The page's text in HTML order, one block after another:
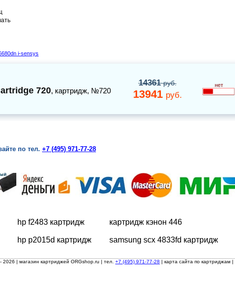
i-sensys
720, картридж, №720
14361руб.
13941 руб.
нет
по тел. +7 (495) 971-77-28
hp f2483 картридж картридж кэнон 446
hp p2015d картридж samsung scx 4833fd картридж
2026 | магазин картриджей ORGshop.ru | тел. +7 (495) 971-77-28 | карта сайта по картриджам |